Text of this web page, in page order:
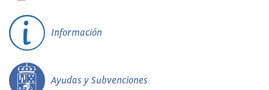
Información
Ayudas y Subvenciones